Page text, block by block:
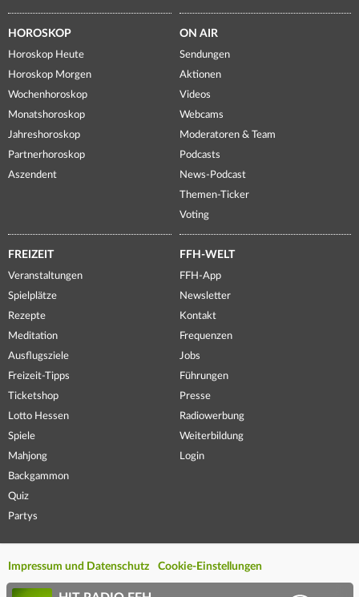
HOROSKOP
Horoskop Heute
Horoskop Morgen
Wochenhoroskop
Monatshoroskop
Jahreshoroskop
Partnerhoroskop
Aszendent
ON AIR
Sendungen
Aktionen
Videos
Webcams
Moderatoren & Team
Podcasts
News-Podcast
Themen-Ticker
Voting
FREIZEIT
Veranstaltungen
Spielplätze
Rezepte
Meditation
Ausflugsziele
Freizeit-Tipps
Ticketshop
Lotto Hessen
Spiele
Mahjong
Backgammon
Quiz
Partys
FFH-WELT
FFH-App
Newsletter
Kontakt
Frequenzen
Jobs
Führungen
Presse
Radiowerbung
Weiterbildung
Login
Impressum und Datenschutz Cookie-Einstellungen